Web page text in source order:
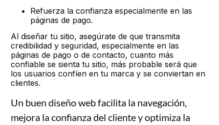
Refuerza la confianza especialmente en las
páginas de pago.
Al diseñar tu sitio, asegúrate de que transmita
credibilidad y seguridad, especialmente en las
páginas de pago o de contacto, cuanto más
confiable se sienta tu sitio, más probable será que
los usuarios confíen en tu marca y se conviertan en
clientes.
Un buen diseño web facilita la navegación,
mejora la confianza del cliente y optimiza la